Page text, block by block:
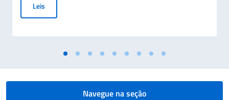
Leis
Navegue na seção